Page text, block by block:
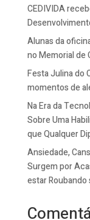
CEDIVIDA
Alunas da
no Memorial de
Festa Julina do
momentos de
Na Era da
Sobre Uma
que Qualquer
Ansiedade,
Surgem por
estar Roubando